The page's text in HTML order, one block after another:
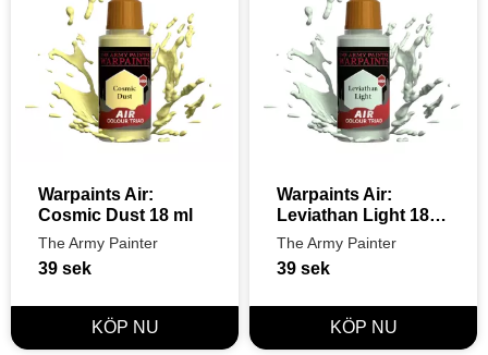
Warpaints Air:
Cosmic Dust 18 ml
The Army Painter
39 sek
Warpaints Air:
Leviathan Light 18
ml
The Army Painter
39 sek